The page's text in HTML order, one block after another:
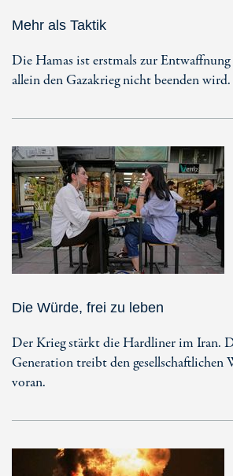
Mehr als Taktik
Die Hamas ist erstmals zur
allein den Gazakrieg nicht beenden wird.
Die Würde, frei zu leben
Der Krieg stärkt die Hardliner im Iran.
Generation treibt den gesellschaftlichen
voran.